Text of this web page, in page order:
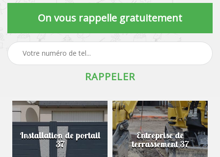
On vous rappelle gratuitement
Installation de portail
37
Entreprise de
terrassement 37